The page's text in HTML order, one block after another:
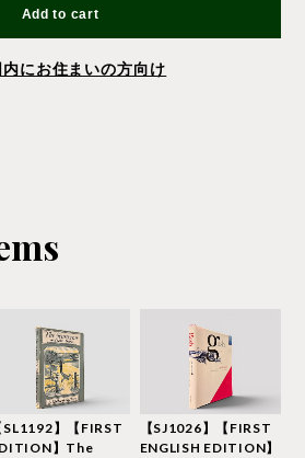
Add to cart
内にお住まいの方向け
SL1192】【FIRST
】The
【SJ1026】【FIRST
ENGLISH EDITION】